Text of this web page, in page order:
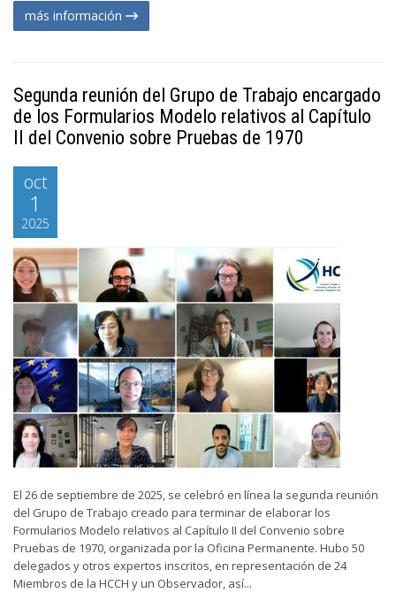
más información
Segunda reunión del Grupo de Trabajo encargado
de los Formularios Modelo relativos al Capítulo
II del Convenio sobre Pruebas de 1970
oct
1
2025
El 26 de septiembre de 2025, se celebró en línea la segunda reunión
del Grupo de Trabajo creado para terminar de elaborar los
Formularios Modelo relativos al Capítulo II del Convenio sobre
Pruebas de 1970, organizada por la Oficina Permanente. Hubo 50
delegados y otros expertos inscritos, en representación de 24
Miembros de la HCCH y un Observador, así...